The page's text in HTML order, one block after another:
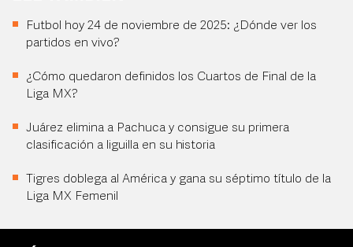
Futbol hoy 24 de noviembre de 2025: ¿Dónde ver los
partidos en vivo?
¿Cómo quedaron definidos los Cuartos de Final de la
Liga MX?
Juárez elimina a Pachuca y consigue su primera
clasificación a liguilla en su historia
Tigres doblega al América y gana su séptimo título de la
Liga MX Femenil